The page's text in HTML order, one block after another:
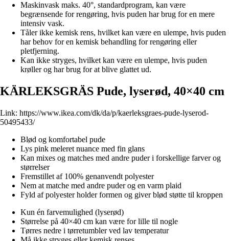
Maskinvask maks. 40°, standardprogram, kan være
begrænsende for rengøring, hvis puden har brug for en mere
intensiv vask.
Tåler ikke kemisk rens, hvilket kan være en ulempe, hvis puden
har behov for en kemisk behandling for rengøring eller
pletfjerning.
Kan ikke stryges, hvilket kan være en ulempe, hvis puden
krøller og har brug for at blive glattet ud.
KÄRLEKSGRÄS Pude, lyserød, 40×40 cm
Link: https://www.ikea.com/dk/da/p/kaerleksgraes-pude-lyserod-
50495433/
Blød og komfortabel pude
Lys pink meleret nuance med fin glans
Kan mixes og matches med andre puder i forskellige farver og
størrelser
Fremstillet af 100% genanvendt polyester
Nem at matche med andre puder og en varm plaid
Fyld af polyester holder formen og giver blød støtte til kroppen
Kun én farvemulighed (lyserød)
Størrelse på 40×40 cm kan være for lille til nogle
Tørres nedre i tørretumbler ved lav temperatur